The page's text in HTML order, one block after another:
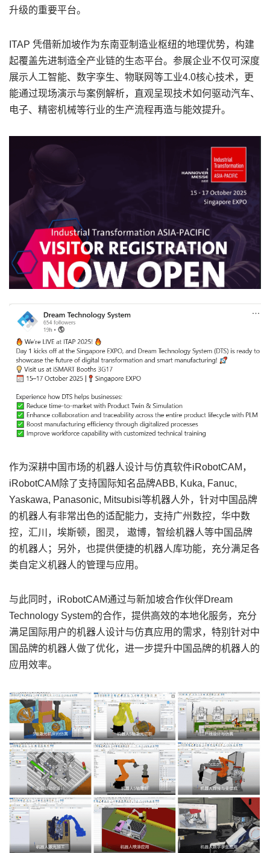
升级的重要平台。
ITAP 凭借新加坡作为东南亚制造业枢纽的地理优势，构建
起覆盖先进制造全产业链的生态平台。参展企业不仅可深度
展示人工智能、数字孪生、物联网等工业4.0核心技术，更
能通过现场演示与案例解析，直观呈现技术如何驱动汽车、
电子、精密机械等行业的生产流程再造与能效提升。
作为深耕中国市场的机器人设计与仿真软件iRobotCAM，
iRobotCAM除了支持国际知名品牌ABB, Kuka, Fanuc,
Yaskawa, Panasonic, Mitsubisi等机器人外，针对中国品牌
的机器人有非常出色的适配能力，支持广州数控，华中数
控，汇川，埃斯顿，图灵， 遨博，智绘机器人等中国品牌
的机器人；另外，也提供便捷的机器人库功能，充分满足各
类自定义机器人的管理与应用。
与此同时，iRobotCAM通过与新加坡合作伙伴Dream
Technology System的合作，提供高效的本地化服务，充分
满足国际用户的机器人设计与仿真应用的需求，特别针对中
国品牌的机器人做了优化，进一步提升中国品牌的机器人的
应用效率。